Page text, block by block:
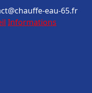
eau-65.fr
Informations